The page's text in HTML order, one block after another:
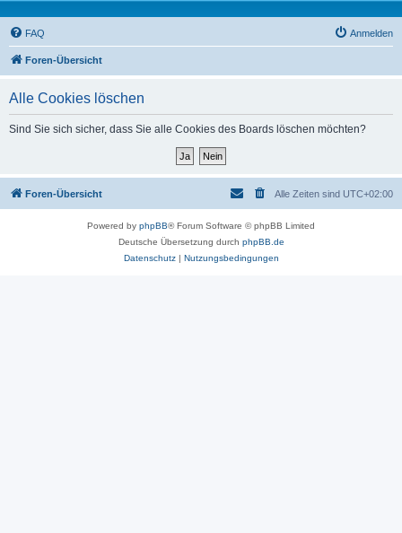
FAQ Anmelden
Foren-Übersicht
Alle Cookies löschen
Sind Sie sich sicher, dass Sie alle Cookies des Boards löschen möchten?
Foren-Übersicht Alle Zeiten sind UTC+02:00
Powered by phpBB® Forum Software © phpBB Limited
Deutsche Übersetzung durch phpBB.de
Datenschutz| Nutzungsbedingungen